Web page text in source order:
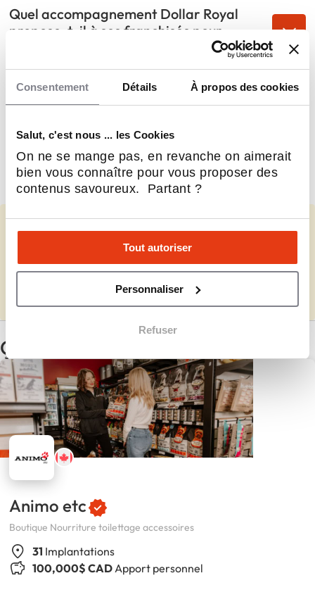
Consentement Détails À propos des cookies
Salut, c'est nous ... les Cookies
On ne se mange pas, en revanche on aimerait
bien vous connaître pour vous proposer des
contenus savoureux. Partant ?
Tout autoriser
Personnaliser
Refuser
Quel accompagnement Dollar Royal
propose-t-il à ses franchisés pour
Le marché du commerce à bas prix est-il
Quels sont les avantages de rejoindre
Dollar Royal alors que le réseau
québécois en est encore à ses débuts ?
Vous représentez Dollar Royal?
Renseignez les données manquantes et contrôlez vos informations.
Compléter
Ça pourrait vous intéresser
Animo etc
Boutique Nourriture toilettage accessoires
31 Implantations
100,000$ CAD Apport personnel